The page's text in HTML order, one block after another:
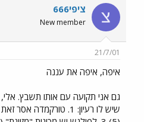
צ ציפי666
New member
21/7/01
איפה, איפה את עננה
גם אני תקועה עם אותו תשבץ.